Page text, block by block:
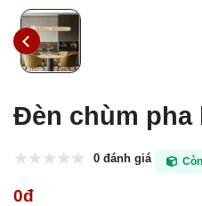
Đèn chùm pha
0 đánh giá
0đ